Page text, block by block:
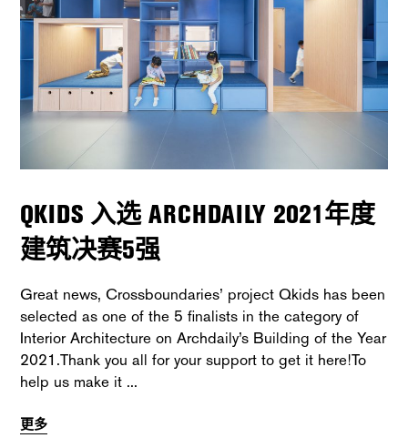
QKIDS 入选 ARCHDAILY 2021年度
建筑决赛5强
Great news, Crossboundaries’ project Qkids has been
selected as one of the 5 finalists in the category of
Interior Architecture on Archdaily’s Building of the Year
2021.Thank you all for your support to get it here!To
help us make it
更多